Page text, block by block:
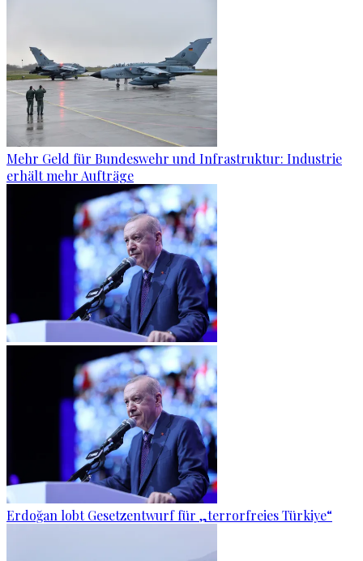
Mehr Geld für Bundeswehr und Infrastruktur: Industrie
erhält mehr Aufträge
Erdoğan lobt Gesetzentwurf für „terrorfreies Türkiye“